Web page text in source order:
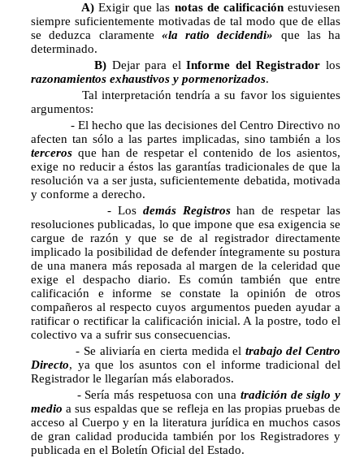
A)Exigir que las notas de calificaciónestuviesen
siempre suficientemente motivadas de tal modo que de ellas
se deduzca claramente «la ratio decidendi» que las ha
determinado.
B) Dejar para elInforme del Registrador los
razonamientos exhaustivos y pormenorizados.
Tal interpretación tendría a su favor los siguientes
argumentos:
- El hecho que las decisiones del Centro Directivo no
afecten tan sólo a las partes implicadas, sino también a los
terceros que han de respetar el contenido de los asientos,
exige no reducir a éstos las garantías tradicionales de que la
resolución va a ser justa, suficientemente debatida, motivada
y conforme a derecho.
- Los demás Registroshan de respetar las
resoluciones publicadas, lo que impone que esa exigencia se
cargue de razón y que se de al registrador directamente
implicado la posibilidad de defender íntegramente su postura
de una manera más reposada al margen de la celeridad que
exige el despacho diario. Es común también que entre
calificación e informe se constate la opinión de otros
compañeros al respecto cuyos argumentos pueden ayudar a
ratificar o rectificar la calificación inicial. A la postre, todo el
colectivo va a sufrir sus consecuencias.
- Se aliviaría en cierta medida el trabajo del Centro
Directo, ya que los asuntos con el informe tradicional del
Registrador le llegarían más elaborados.
- Sería más respetuosa con una tradición de siglo y
medio a sus espaldas que se refleja en las propias pruebas de
acceso al Cuerpo y en la literatura jurídica en muchos casos
de gran calidad producida también por los Registradores y
publicada en el Boletín Oficial del Estado.